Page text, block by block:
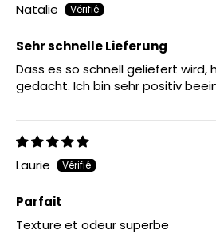
Natalie
Sehr schnelle Lieferung
Dass es so schnell geliefert wird,
gedacht. Ich bin sehr positiv
Laurie
Parfait
Texture et odeur superbe